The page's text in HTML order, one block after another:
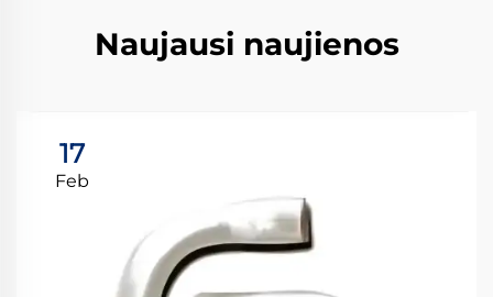
Naujausi naujienos
17
Feb